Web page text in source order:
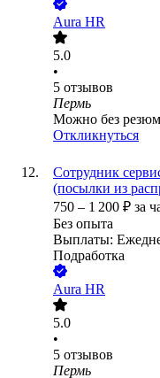
Aura HR
5.0
•
5 отзывов
Пермь
Можно без
Откликнуться
Сотрудник
(посылки из
750 – 1 200 ₽ за
Без опыта
Выплаты:
Подработка
Aura HR
5.0
•
5 отзывов
Пермь